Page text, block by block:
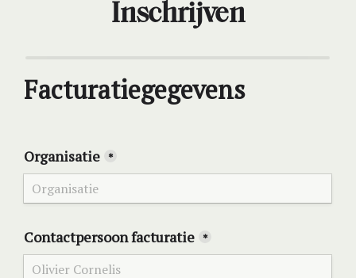
Inschrijven